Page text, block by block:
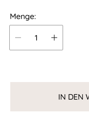
l
r
Menge:
IN DEN